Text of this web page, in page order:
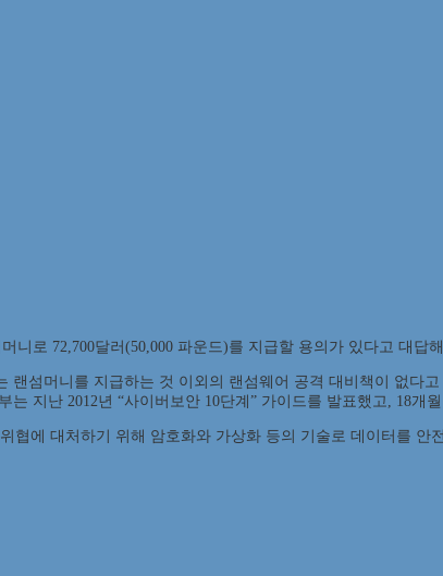
로 72,700달러(50,000 파운드)를 지급할 용의가 있다고 대답
섬머니를 지급하는 것 이외의 랜섬웨어 공격 대비책이 없다
지난 2012년 “사이버보안 10단계” 가이드를 발표했고, 18개
에 대처하기 위해 암호화와 가상화 등의 기술로 데이터를 안